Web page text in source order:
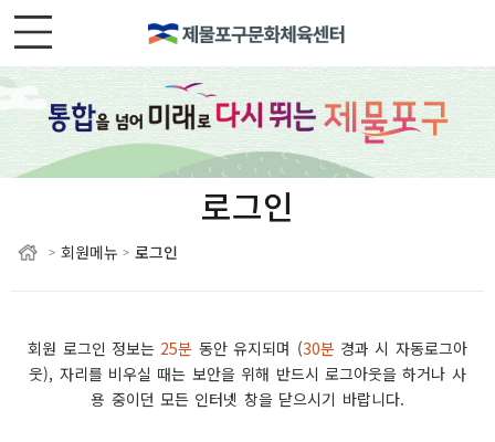
로그인
> 회원메뉴 > 로그인
회원 로그인 정보는 25분 동안 유지되며 (30분 경과 시 자동로그아
웃), 자리를 비우실 때는 보안을 위해 반드시 로그아웃을 하거나 사
용 중이던 모든 인터넷 창을 닫으시기 바랍니다.